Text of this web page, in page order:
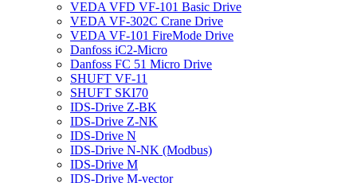
VEDA VFD VF-101 Basic Drive
VEDA VF-302C Crane Drive
VEDA VF-101 FireMode Drive
Danfoss iC2-Micro
Danfoss FC 51 Micro Drive
SHUFT VF-11
SHUFT SKI70
IDS-Drive Z-BK
IDS-Drive Z-NK
IDS-Drive N
IDS-Drive N-NK (Modbus)
IDS-Drive M
IDS-Drive M-vector